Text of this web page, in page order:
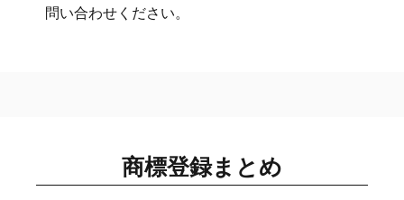
問い合わせください。
商標登録まとめ